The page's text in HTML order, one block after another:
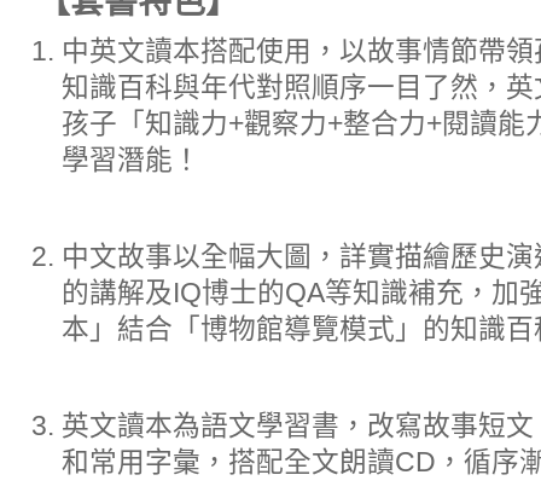
中英文讀本搭配使用，以故事情節帶
知識百科與年代對照順序一目了然，
孩子「知識力+觀察力+整合力+閱讀能
學習潛能！
中文故事以全幅大圖，詳實描繪歷史
的講解及IQ博士的QA等知識補充，加
本」結合「博物館導覽模式」的知識百
英文讀本為語文學習書，改寫故事短
和常用字彙，搭配全文朗讀CD，循序